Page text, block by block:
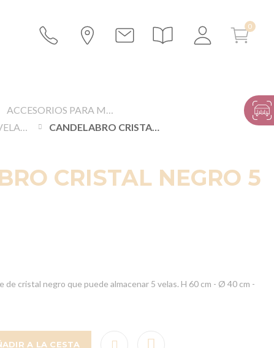
ACCESORIOS PARA MESAS Y BUFFETS
CANDELABROS, VELAS Y ACCESORIOS DE ILUMINACIÓN
CANDELABRO CRISTAL NEGRO 5 BRAZOS
CRISTAL NEGRO 5
de cristal negro que puede almacenar 5 velas. H 60 cm - Ø 40 cm -
A LA CESTA